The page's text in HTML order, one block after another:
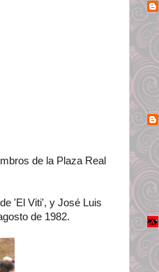
de la Plaza Real
'El Viti', y José Luis
de 1982.